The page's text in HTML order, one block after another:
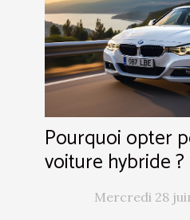
Pourquoi opter
voiture hybride ?
Mercredi 28